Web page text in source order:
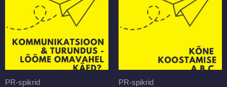
PR-spikrid PR-spikrid